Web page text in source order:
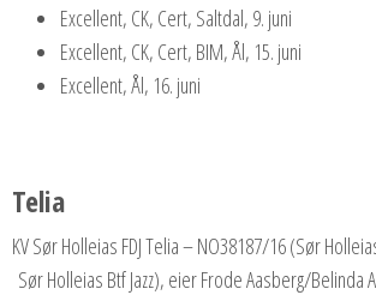
Excellent, CK, Cert, Saltdal, 9. juni
Excellent, CK, Cert, BIM, Ål, 15. juni
Excellent, Ål, 16. juni
Telia
KV Sør Holleias FDJ Telia – NO38187/16 (Sør
Sør Holleias Btf Jazz), eier Frode Aasberg/Belinda